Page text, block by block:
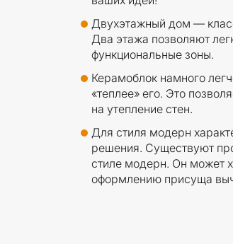
Двухэтажный дом —
Два этажа позволяют
функциональные зоны.
Керамоблок намного
«теплее» его. Это
на утепление стен.
Для стиля модерн
решения. Существуют
стиле модерн. Он может
оформлению присуща